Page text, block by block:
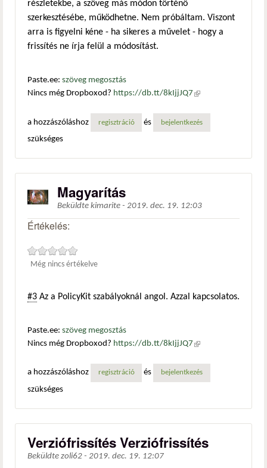
részletekbe, a szöveg más módon történö
szerkesztésébe, működhetne. Nem próbáltam. Viszont
arra is figyelni kéne - ha sikeres a művelet - hogy a
frissítés ne írja felül a módosítást.
Paste.ee: szöveg megosztás
Nincs még Dropboxod? https://db.tt/8kIjjJQ7 (külső
a hozzászóláshoz
regisztráció és bejelentkezés
szükséges
Magyarítás
Beküldte kimarite - 2019. dec. 19. 12:03
Értékelés:
Még nincs értékelve
#3 Az a PolicyKit szabályoknál angol. Azzal kapcsolatos.
Paste.ee: szöveg megosztás
Nincs még Dropboxod? https://db.tt/8kIjjJQ7 (külső
a hozzászóláshoz
regisztráció és bejelentkezés
szükséges
Verziófrissítés Verziófrissítés
Beküldte zoli62 - 2019. dec. 19. 12:07